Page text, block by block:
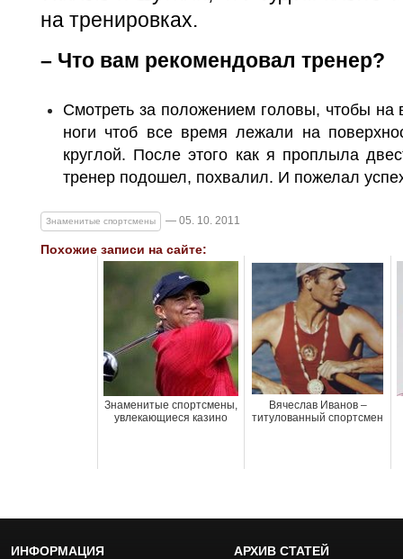
на тренировках.
– Что вам рекомендовал тренер?
Смотреть за положением головы, чтобы на
ноги чтоб все время лежали на
круглой. После этого как я проплыла
тренер подошел, похвалил. И пожелал
Знаменитые спортсмены — 05. 10. 2011
Похожие записи на сайте:
Знаменитые спортсмены,
увлекающиеся казино
Вячеслав Иванов –
титулованный спортсмен
ИНФОРМАЦИЯ АРХИВ СТАТЕЙ